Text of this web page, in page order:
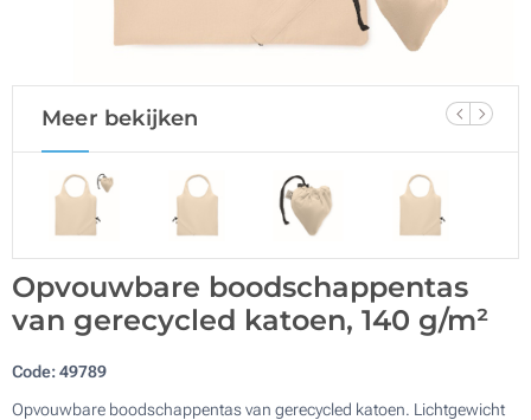
Meer bekijken
Opvouwbare boodschappentas
van gerecycled katoen, 140 g/m²
Code:49789
Opvouwbare boodschappentas van gerecycled katoen. Lichtgewicht